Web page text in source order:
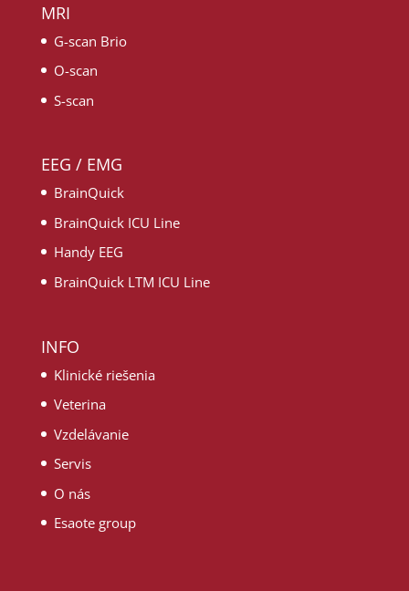
MRI
G-scan Brio
O-scan
S-scan
EEG / EMG
BrainQuick
BrainQuick ICU Line
Handy EEG
BrainQuick LTM ICU Line
INFO
Klinické riešenia
Veterina
Vzdelávanie
Servis
O nás
Esaote group